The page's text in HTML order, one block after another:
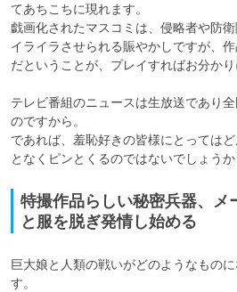
てあちこちに現れます。
戯画化されたマスコミは、侵略者や防
イライラさせられる賑やかしですが、
だということが、プレイすればお分かり
テレビ番組のニュースは生放送であり
のですから。
であれば、羞恥好きの皆様にとっては
となくピンとくるのではないでしょうか
特撮作品らしい秘密兵器、メ
と服を脱ぎ発情し始める
巨大娘と人類の戦いがどのようなもの
す。